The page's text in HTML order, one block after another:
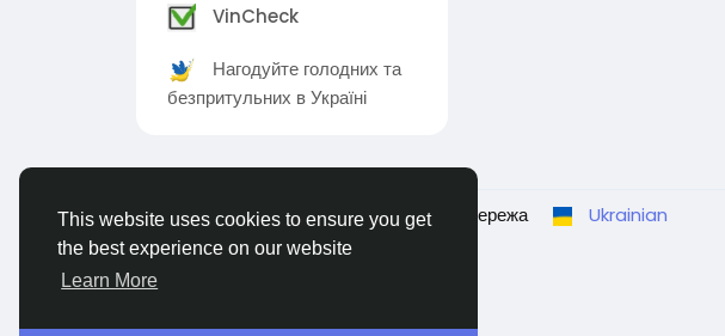
This website uses cookies to ensure you get
the best experience on our website
Learn More
VinCheck
Нагодуйте голодних та
безпритульних в Україні
© 2026 Ukraina - Українська соціальна мережа Ukrainian